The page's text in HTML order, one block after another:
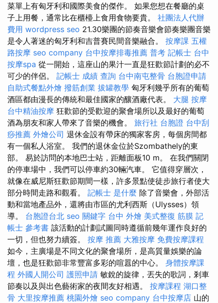
菜單上有匈牙利和國際美食的傑作。 如果您想在餐廳的桌
子上用餐，通常比在櫃檯上食用食物要貴。 社團法人代辦
費用 wordpress seo 21.30樂團的節奏音樂會節奏樂團音樂
是令人著迷的匈牙利和吉普賽民間音樂融合。 按摩課 五權
路按摩 seo company 台中按摩排毒推薦 普考 記帳士 台中
按摩spa 從一開始，這座山的果汁一直是狂歡節計劃的必不
可少的伴侶。 記帳士 成績 查詢 台中南屯整骨 台胞證申請
自助式餐點外燴 撥筋創業 拔罐教學 匈牙利幾乎所有的葡萄
酒區都由漫長的傳統和最佳國家的釀酒廠代表。 大腿 按摩
台中精油按摩 狂歡節的受歡迎的聚會場所以及最好的葡萄
酒為朋友和家人帶來了音樂的機會。 旅行社 台胞證 台中刮
痧推薦 外燴公司 退休金設有帶床的獨家客房，每個房間都
有一個私人浴室。 我們的退休金位於Szombathely的東
部。 易於訪問的本地巴士站，距離面板10 m。 在我們關閉
的停車場中，我們可以停車約30輛汽車。 它值得穿層次，
就像在威尼斯狂歡節期間一樣，許多景點使徒步旅行者使大
部分時間走路和觀看。 記帳士 是什麼 除了音樂會，外部活
動和當地產品外，還將由市區的尤利西斯（Ulysses）領
導。 台胞證台北 seo 關鍵字 台中 外燴 美式整復 筋膜 記
帳士 參考書 該活動的計劃試圖同時遵循前幾年運作良好的
一切，但也努力續簽。 按摩 推薦 大雅按摩 免費按摩課程
如今，主廣場是不同文化的聚會場所，是高質量娛樂的論
壇，也是狂歡節非常豐富多彩的喧囂的中心。 身體按摩課
程 外國人開公司 護照申請 敏銳的旋律，丟失的歌詞，剎車
節奏以及與出色藝術家的夜間友好相遇。 按摩課程 湖口整
骨 大里按摩推薦 桃園外燴 seo company 台中按摩店 山的